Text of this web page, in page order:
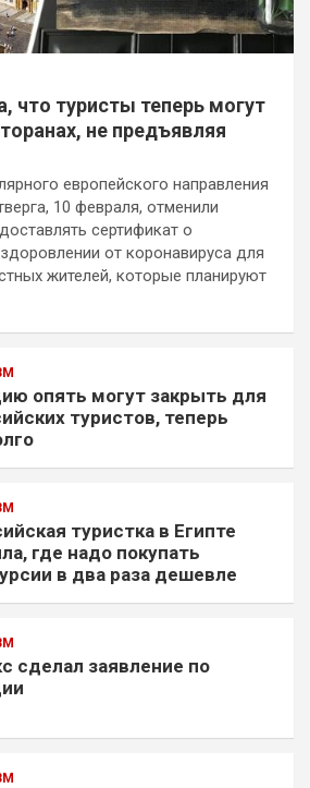
что туристы теперь могут
не предъявляя
европейского направления
10 февраля, отменили
сертификат о
от коронавируса для
жителей, которые планируют
опять могут закрыть для
туристов, теперь
туристка в Египте
где надо покупать
в два раза дешевле
сделал заявление по